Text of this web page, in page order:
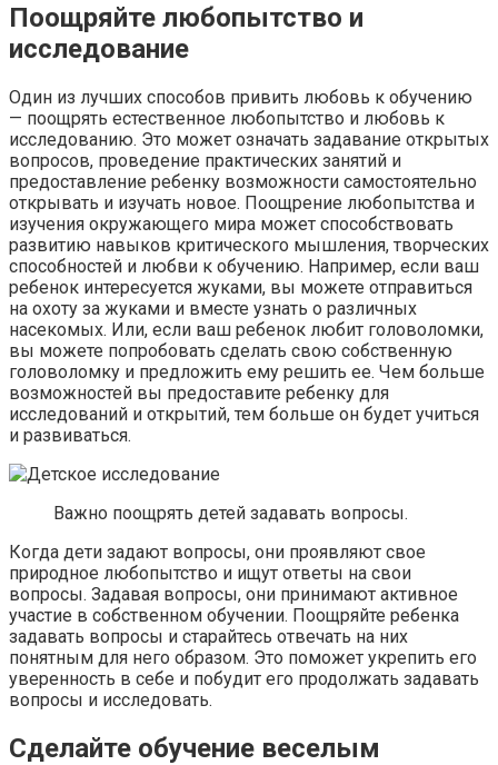
Поощряйте любопытство и
исследование
Один из лучших способов привить любовь к обучению
— поощрять естественное любопытство и любовь к
исследованию. Это может означать задавание открытых
вопросов, проведение практических занятий и
предоставление ребенку возможности самостоятельно
открывать и изучать новое. Поощрение любопытства и
изучения окружающего мира может способствовать
развитию навыков критического мышления, творческих
способностей и любви к обучению. Например, если ваш
ребенок интересуется жуками, вы можете отправиться
на охоту за жуками и вместе узнать о различных
насекомых. Или, если ваш ребенок любит головоломки,
вы можете попробовать сделать свою собственную
головоломку и предложить ему решить ее. Чем больше
возможностей вы предоставите ребенку для
исследований и открытий, тем больше он будет учиться
и развиваться.
Важно поощрять детей задавать вопросы.
Когда дети задают вопросы, они проявляют свое
природное любопытство и ищут ответы на свои
вопросы. Задавая вопросы, они принимают активное
участие в собственном обучении. Поощряйте ребенка
задавать вопросы и старайтесь отвечать на них
понятным для него образом. Это поможет укрепить его
уверенность в себе и побудит его продолжать задавать
вопросы и исследовать.
Сделайте обучение веселым